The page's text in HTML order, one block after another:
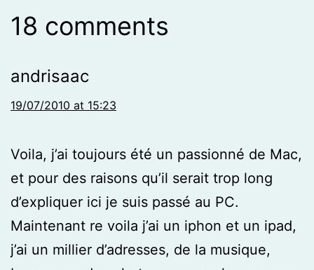
18 comments
andrisaac
19/07/2010 at 15:23
Voila, j’ai toujours été un passionné de Mac,
et pour des raisons qu’il serait trop long
d’expliquer ici je suis passé au PC.
Maintenant re voila j’ai un iphon et un ipad,
j’ai un millier d’adresses, de la musique,